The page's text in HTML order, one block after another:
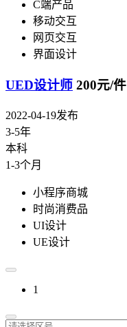
C端产品
移动交互
网页交互
界面设计
UED设计师 200元/件
2022-04-19发布
3-5年
本科
1-3个月
小程序商城
时尚消费品
UI设计
UE设计
1